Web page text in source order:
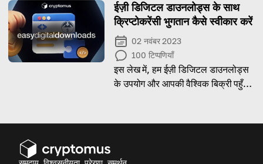
ईज़ी डिजिटल डाउनलोड्स के साथ
क्रिप्टोकरेंसी भुगतान कैसे स्वीकार करें
02 नवंबर 2023
100 टिप्पणियाँ
इस लेख में, हम ईज़ी डिजिटल डाउनलोड्स
के उपयोग और आपकी वैश्विक बिक्री पहुँच